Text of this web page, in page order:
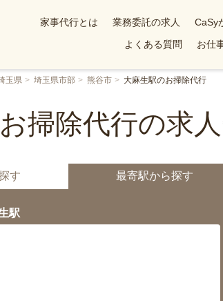
家事代行とは 業務委託の求人 CaSy
よくある質問
お仕
玉県 埼玉県市部 熊谷市 大麻生駅のお掃除代行
掃除代行の求
す 最寄駅から探す
駅